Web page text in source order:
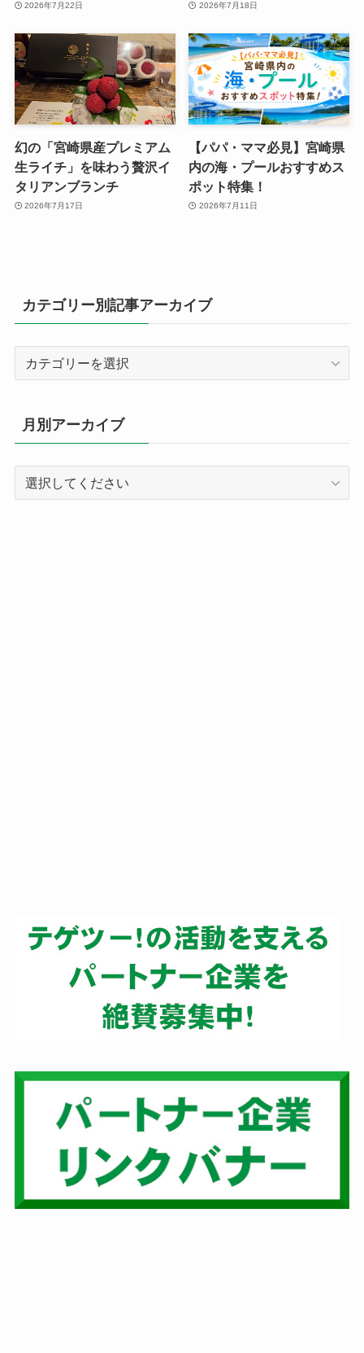
2026年7月22日 2026年7月18日
幻の「宮崎県産プレミアム
生ライチ」を味わう贅沢イ
タリアンブランチ
2026年7月17日
【パパ・ママ必見】宮崎県
内の海・プールおすすめス
ポット特集！
2026年7月11日
カテゴリー別記事アーカイブ
リ
ー
記
事
月別アーカイブ